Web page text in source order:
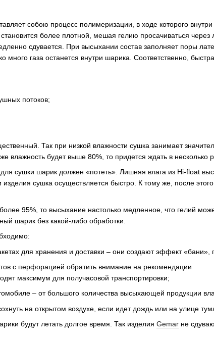
собою процесс полимеризации, в ходе которого
более плотной, мешая гелию просачиваться через
сдувается. При высыхании состав заполняет поры
много газа останется внутри шарика. Соответственно,
потоков;
Так при низкой влажности сушка занимает
влажность будет выше 80%, то придется ждать в
сушки шарик должен «потеть». Лишняя влага из Hi-float
изделия сушка осуществляется быстро. К тому же, после
95%, то высыхание настолько медленное, что гелий
шарик без какой-либо обработки.
для хранения и доставки – они создают эффект
с перфорацией обратить внимание на рекомендации
максимум для получасовой транспортировки;
– от большого количества высыхающей продукции
на открытом воздухе, если идет дождь или на улице
будут летать долгое время. Так изделия Gemar не